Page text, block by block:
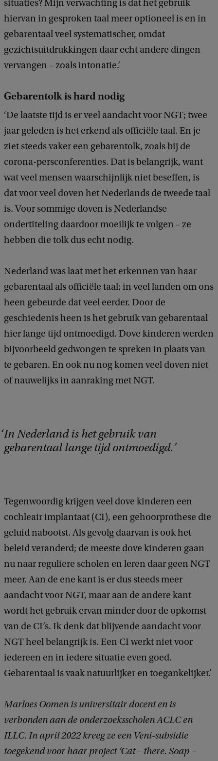
e
e
r
situaties? Mijn verwachting is dat het gebruik
hiervan in gesproken taal meer optioneel is en in
gebarentaal veel systematischer, omdat
gezichtsuitdrukkingen daar echt andere dingen
vervangen – zoals intonatie.’
Gebarentolk is hard nodig
‘De laatste tijd is er veel aandacht voor NGT; twee
jaar geleden is het erkend als officiële taal. En je
ziet steeds vaker een gebarentolk, zoals bij de
corona-persconferenties. Dat is belangrijk, want
wat veel mensen waarschijnlijk niet beseffen, is
dat voor veel doven het Nederlands de tweede taal
is. Voor sommige doven is Nederlandse
ondertiteling daardoor moeilijk te volgen – ze
hebben die tolk dus echt nodig.
Nederland was laat met het erkennen van haar
gebarentaal als officiële taal; in veel landen om ons
heen gebeurde dat veel eerder. Door de
geschiedenis heen is het gebruik van gebarentaal
hier lange tijd ontmoedigd. Dove kinderen werden
bijvoorbeeld gedwongen te spreken in plaats van
te gebaren. En ook nu nog komen veel doven niet
of nauwelijks in aanraking met NGT.
In Nederland is het gebruik van
gebarentaal lange tijd ontmoedigd.
Tegenwoordig krijgen veel dove kinderen een
cochleair implantaat (CI), een gehoorprothese die
geluid nabootst. Als gevolg daarvan is ook het
beleid veranderd; de meeste dove kinderen gaan
nu naar reguliere scholen en leren daar geen NGT
meer. Aan de ene kant is er dus steeds meer
aandacht voor NGT, maar aan de andere kant
wordt het gebruik ervan minder door de opkomst
van de CI’s. Ik denk dat blijvende aandacht voor
NGT heel belangrijk is. Een CI werkt niet voor
iedereen en in iedere situatie even goed.
Gebarentaal is vaak natuurlijker en toegankelijker.’
Marloes Oomen is universitair docent en is
verbonden aan de onderzoeksscholen ACLC en
ILLC. In april 2022 kreeg ze een Veni-subsidie
toegekend voor haar project ‘Cat – there. Soap –